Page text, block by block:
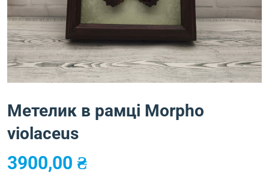
Метелик в рамці Morpho
violaceus
3900,00 ₴